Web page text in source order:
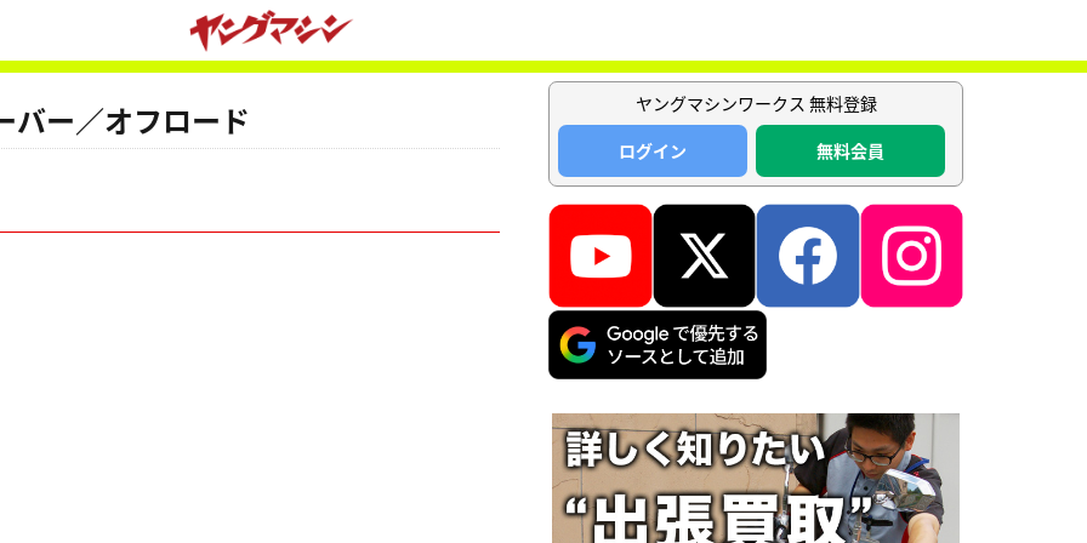
バー／オフロード
ヤングマシンワークス 無料登録
ログイン
無料会員